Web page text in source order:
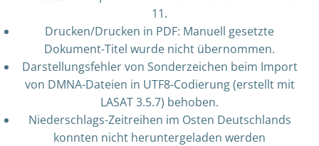
11.
Drucken/Drucken in PDF: Manuell gesetzte
Dokument-Titel wurde nicht übernommen.
Darstellungsfehler von Sonderzeichen beim Import
von DMNA-Dateien in UTF8-Codierung (erstellt mit
LASAT 3.5.7) behoben.
Niederschlags-Zeitreihen im Osten Deutschlands
konnten nicht heruntergeladen werden